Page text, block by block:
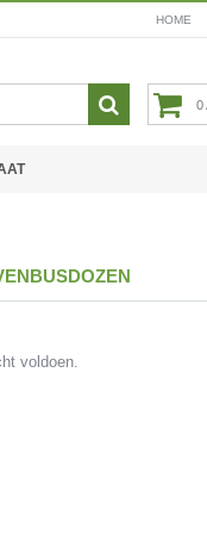
HOME
0
voldoen.